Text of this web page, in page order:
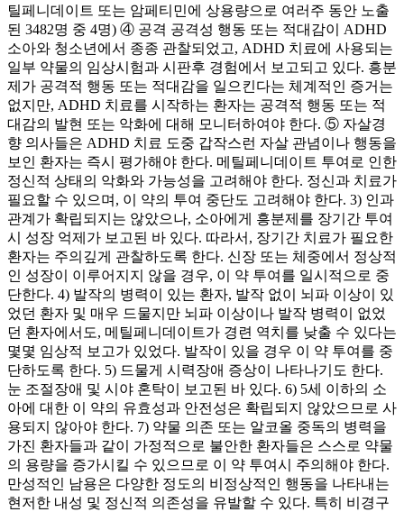
틸페니데이트 또는 암페티민에 상용량으로 여러주 동안 노출
된 3482명 중 4명) ④ 공격 공격성 행동 또는 적대감이 ADHD
소아와 청소년에서 종종 관찰되었고, ADHD 치료에 사용되는
일부 약물의 임상시험과 시판후 경험에서 보고되고 있다. 흥분
제가 공격적 행동 또는 적대감을 일으킨다는 체계적인 증거는
없지만, ADHD 치료를 시작하는 환자는 공격적 행동 또는 적
대감의 발현 또는 악화에 대해 모니터하여야 한다. ⑤ 자살경
향 의사들은 ADHD 치료 도중 갑작스런 자살 관념이나 행동을
보인 환자는 즉시 평가해야 한다. 메틸페니데이트 투여로 인한
정신적 상태의 악화와 가능성을 고려해야 한다. 정신과 치료가
필요할 수 있으며, 이 약의 투여 중단도 고려해야 한다. 3) 인과
관계가 확립되지는 않았으나, 소아에게 흥분제를 장기간 투여
시 성장 억제가 보고된 바 있다. 따라서, 장기간 치료가 필요한
환자는 주의깊게 관찰하도록 한다. 신장 또는 체중에서 정상적
인 성장이 이루어지지 않을 경우, 이 약 투여를 일시적으로 중
단한다. 4) 발작의 병력이 있는 환자, 발작 없이 뇌파 이상이 있
었던 환자 및 매우 드물지만 뇌파 이상이나 발작 병력이 없었
던 환자에서도, 메틸페니데이트가 경련 역치를 낮출 수 있다는
몇몇 임상적 보고가 있었다. 발작이 있을 경우 이 약 투여를 중
단하도록 한다. 5) 드물게 시력장애 증상이 나타나기도 한다.
눈 조절장애 및 시야 혼탁이 보고된 바 있다. 6) 5세 이하의 소
아에 대한 이 약의 유효성과 안전성은 확립되지 않았으므로 사
용되지 않아야 한다. 7) 약물 의존 또는 알코올 중독의 병력을
가진 환자들과 같이 가정적으로 불안한 환자들은 스스로 약물
의 용량을 증가시킬 수 있으므로 이 약 투여시 주의해야 한다.
만성적인 남용은 다양한 정도의 비정상적인 행동을 나타내는
현저한 내성 및 정신적 의존성을 유발할 수 있다. 특히 비경구